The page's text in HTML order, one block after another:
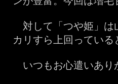
対して「つや姫」は
カリすら上回ってい
いつもお心遣いあ